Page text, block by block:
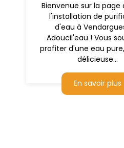
Bienvenue sur la page
l'installation de
d'eau à
Adoucil'eau ! Vous
profiter d'une eau
délicieuse...
En savoir plus